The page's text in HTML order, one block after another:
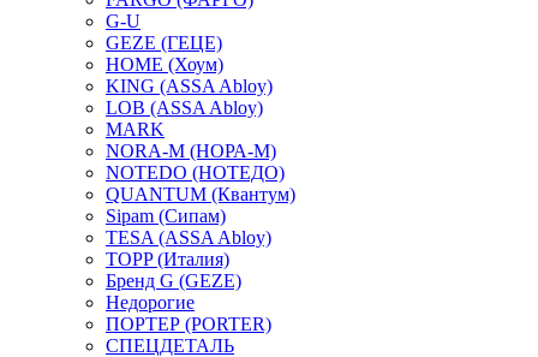
G-U
GEZE (ГЕЦЕ)
HOME (Хоум)
KING (ASSA Abloy)
LOB (ASSA Abloy)
MARK
NORA-M (НОРА-М)
NOTEDO (НОТЕДО)
QUANTUM (Квантум)
Sipam (Сипам)
TESA (ASSA Abloy)
TOPP (Италия)
Бренд G (GEZE)
Недорогие
ПОРТЕР (PORTER)
СПЕЦДЕТАЛЬ